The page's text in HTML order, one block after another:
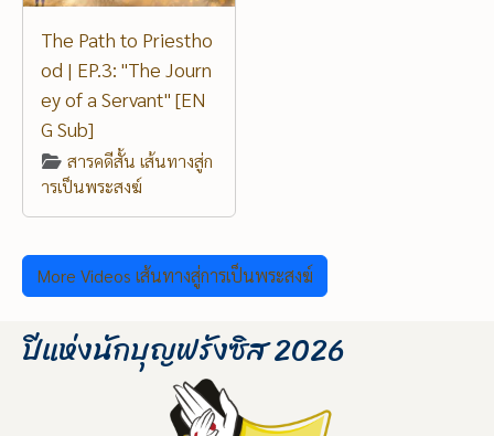
The Path to Priestho
od | EP.3: "The Journ
ey of a Servant" [EN
G Sub]
สารคดีสั้น เส้นทางสู่ก
ารเป็นพระสงฆ์
More Videos เส้นทางสู่การเป็นพระสงฆ์
ปีแห่งนักบุญฟรังซิส 2026